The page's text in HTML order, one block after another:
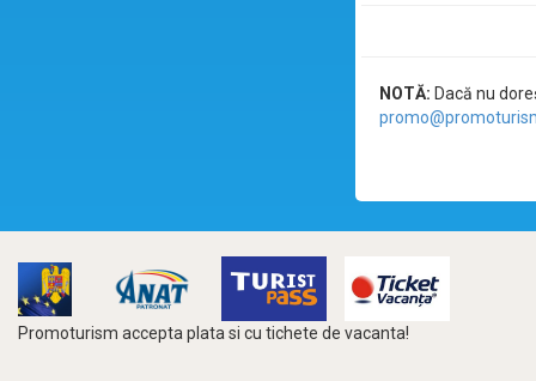
NOTĂ: Dacă nu
Promoturism accepta plata si cu tichete de vacanta!